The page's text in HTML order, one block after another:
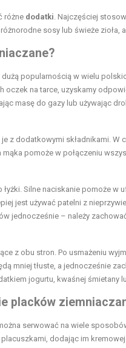
różne dodatki. Najczęściej
sosy lub świeże
popularnością w wielu
na tarce, uzyskamy
masę do gazy lub używając
z dodatkowymi składnikami.
pomoże w połączeniu
Silne naciskanie pomoże w
jest używać patelni z
jednocześnie – należy
z obu stron. Po usmażeniu
mniej tłuste, a jednocześnie
jogurtu, kwaśnej śmietany
placków
serwować na wiele
dodając im